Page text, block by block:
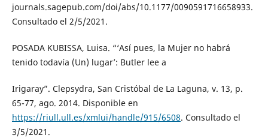
journals.sagepub.com/doi/abs/10.1177/0090591716658933.
Consultado el 2/5/2021.
POSADA KUBISSA, Luisa. “‘Así pues, la Mujer no habrá
tenido todavía (Un) lugar’: Butler lee a
Irigaray”. Clepsydra, San Cristóbal de La Laguna, v. 13, p.
65-77, ago. 2014. Disponible en
https://riull.ull.es/xmlui/handle/915/6508. Consultado el
3/5/2021.